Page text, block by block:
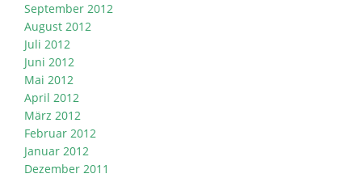
September 2012
August 2012
Juli 2012
Juni 2012
Mai 2012
April 2012
März 2012
Februar 2012
Januar 2012
Dezember 2011